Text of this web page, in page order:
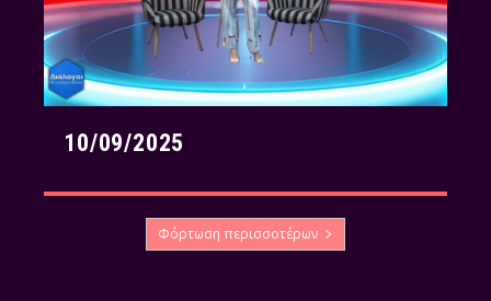
10/09/2025
Φόρτωση περισσοτέρων